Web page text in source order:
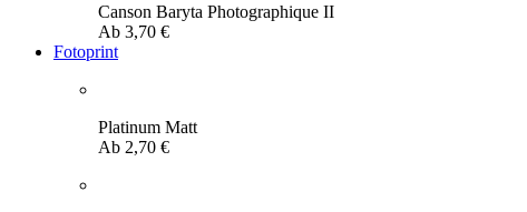
Canson Baryta Photographique II
Ab 3,70 €
Fotoprint
Platinum Matt
Ab 2,70 €